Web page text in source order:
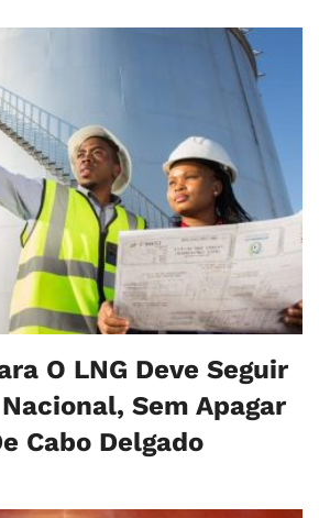
O LNG Deve Seguir
Sem Apagar
Cabo Delgado